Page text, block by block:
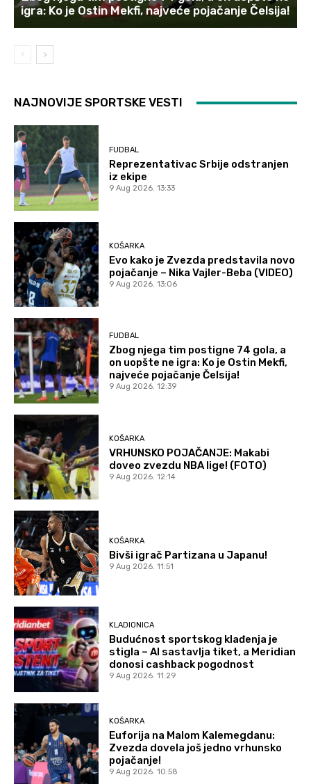
igra: Ko je Ostin Mekfi, najveće pojačanje Čelsija!
NAJNOVIJE SPORTSKE VESTI
FUDBAL
Reprezentativac Srbije odstranjen
iz ekipe
9 Aug 2026. 13:33
KOŠARKA
Evo kako je Zvezda predstavila novo
pojačanje – Nika Vajler-Beba (VIDEO)
9 Aug 2026. 13:06
FUDBAL
Zbog njega tim postigne 74 gola, a
on uopšte ne igra: Ko je Ostin Mekfi,
najveće pojačanje Čelsija!
9 Aug 2026. 12:39
KOŠARKA
VRHUNSKO POJAČANJE: Makabi
doveo zvezdu NBA lige! (FOTO)
9 Aug 2026. 12:14
KOŠARKA
Bivši igrač Partizana u Japanu!
9 Aug 2026. 11:51
KLADIONICA
Budućnost sportskog klađenja je
stigla – AI sastavlja tiket, a Meridian
donosi cashback pogodnost
9 Aug 2026. 11:29
KOŠARKA
Euforija na Malom Kalemegdanu:
Zvezda dovela još jedno vrhunsko
pojačanje!
9 Aug 2026. 10:58